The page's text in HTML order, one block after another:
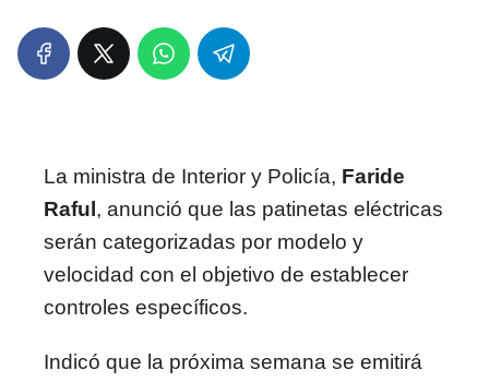
La ministra de Interior y Policía, Faride
Raful , anunció que las patinetas eléctricas
serán categorizadas por modelo y
velocidad con el objetivo de establecer
controles específicos.
Indicó que la próxima semana se emitirá